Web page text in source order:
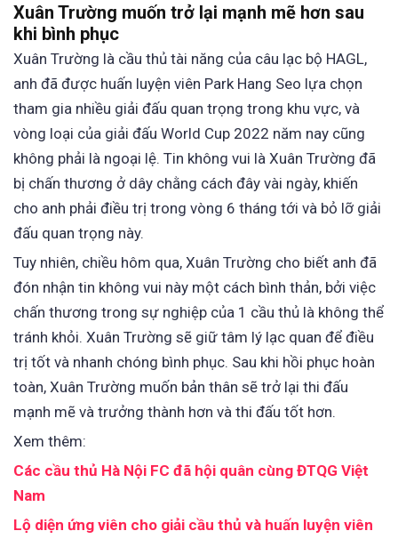
Xuân Trường muốn trở lại mạnh mẽ hơn sau
khi bình phục
Xuân Trường là cầu thủ tài năng của câu lạc bộ HAGL,
anh đã được huấn luyện viên Park Hang Seo lựa chọn
tham gia nhiều giải đấu quan trọng trong khu vực, và
vòng loại của giải đấu World Cup 2022 năm nay cũng
không phải là ngoại lệ. Tin không vui là Xuân Trường đã
bị chấn thương ở dây chằng cách đây vài ngày, khiến
cho anh phải điều trị trong vòng 6 tháng tới và bỏ lỡ giải
đấu quan trọng này.
Tuy nhiên, chiều hôm qua, Xuân Trường cho biết anh đã
đón nhận tin không vui này một cách bình thản, bởi việc
chấn thương trong sự nghiệp của 1 cầu thủ là không thể
tránh khỏi. Xuân Trường sẽ giữ tâm lý lạc quan để điều
trị tốt và nhanh chóng bình phục. Sau khi hồi phục hoàn
toàn, Xuân Trường muốn bản thân sẽ trở lại thi đấu
mạnh mẽ và trưởng thành hơn và thi đấu tốt hơn.
Xem thêm:
Các cầu thủ Hà Nội FC đã hội quân cùng ĐTQG Việt
Nam
Lộ diện ứng viên cho giải cầu thủ và huấn luyện viên